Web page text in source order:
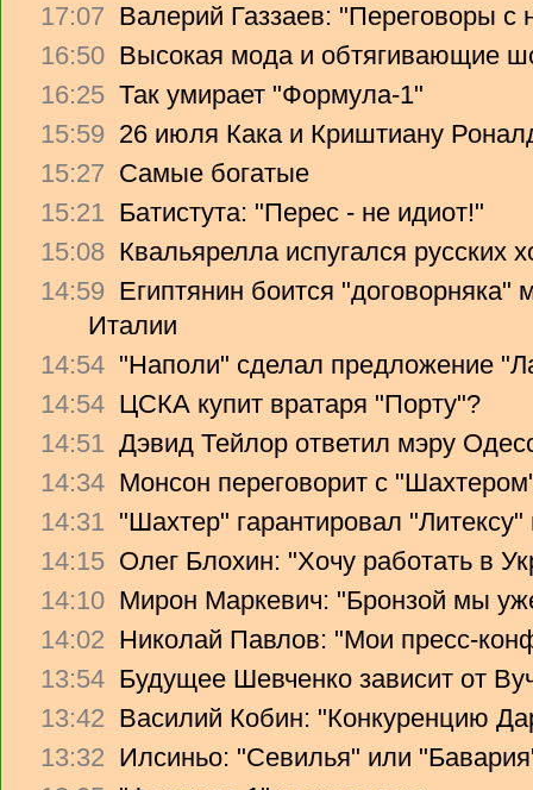
17:07 Валерий Газзаев: "Переговоры с
16:50 Высокая мода и обтягивающие
16:25 Так умирает "Формула-1"
15:59 26 июля Кака и Криштиану
15:27 Самые богатые
15:21 Батистута: "Перес - не идиот!"
15:08 Квальярелла испугался русских
14:59 Египтянин боится
Италии
14:54 "Наполи" сделал предложение
14:54 ЦСКА купит вратаря "Порту"?
14:51 Дэвид Тейлор ответил мэру
14:34 Монсон переговорит с
14:31 "Шахтер" гарантировал
14:15 Олег Блохин: "Хочу работать в
14:10 Мирон Маркевич: "Бронзой мы
14:02 Николай Павлов: "Мои пресс-
13:54 Будущее Шевченко зависит от
13:42 Василий Кобин: "Конкуренцию
13:32 Илсиньо: "Севилья" или